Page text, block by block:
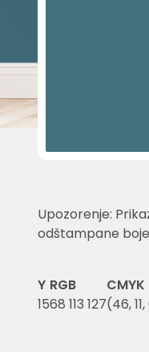
Upozorenje:
odštampane
Y
15
RGB
68 113 127
CMYK
(46,